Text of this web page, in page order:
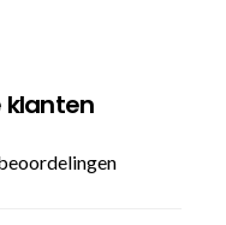
klanten